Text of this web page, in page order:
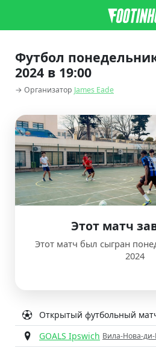
Футбол
2024 в 19:00
→ Организатор James Eade
Открытый футбольный
GOALS Ipswich Вила-Нова-ди-
Этот матч
Этот матч был сыгран
2024